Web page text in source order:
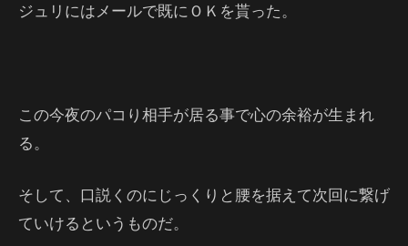
ジュリにはメールで既にＯＫを貰った。
この今夜のパコり相手が居る事で心の余裕が生まれ
る。
そして、口説くのにじっくりと腰を据えて次回に繋げ
ていけるというものだ。